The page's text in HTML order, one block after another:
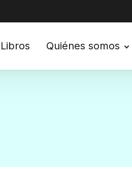
Libros Quiénes somos